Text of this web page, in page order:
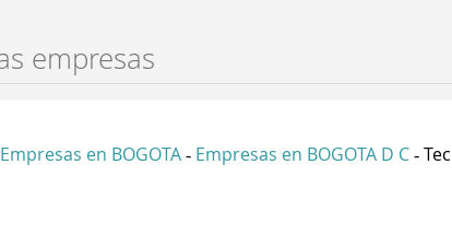
Empresas en BOGOTA - Empresas en BOGOTA D C -